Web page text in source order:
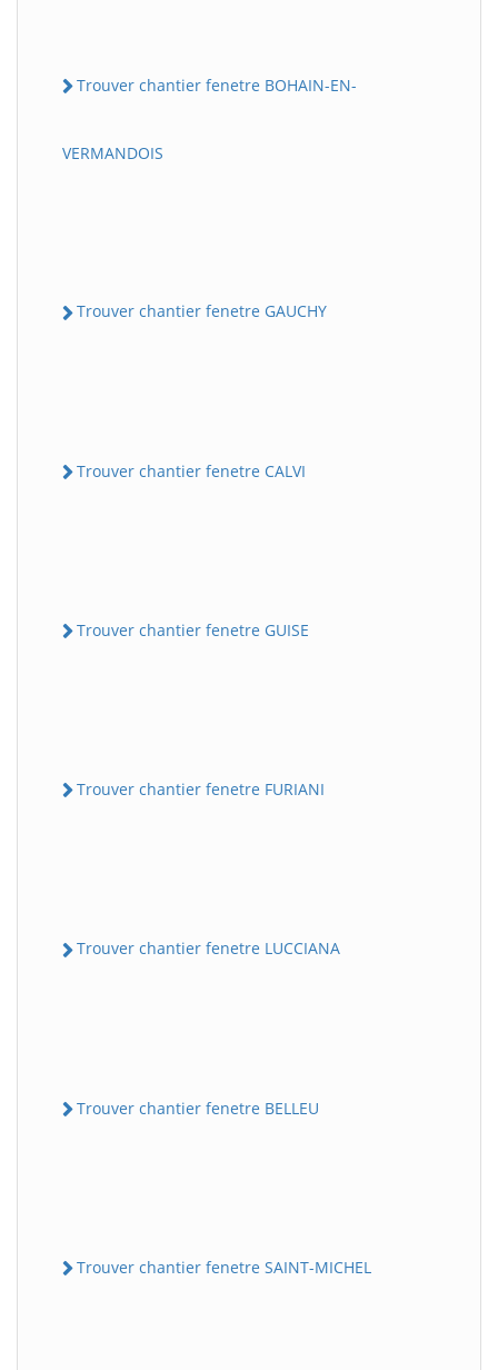
Trouver chantier fenetre BOHAIN-EN-
VERMANDOIS
Trouver chantier fenetre GAUCHY
Trouver chantier fenetre CALVI
Trouver chantier fenetre GUISE
Trouver chantier fenetre FURIANI
Trouver chantier fenetre LUCCIANA
Trouver chantier fenetre BELLEU
Trouver chantier fenetre SAINT-MICHEL